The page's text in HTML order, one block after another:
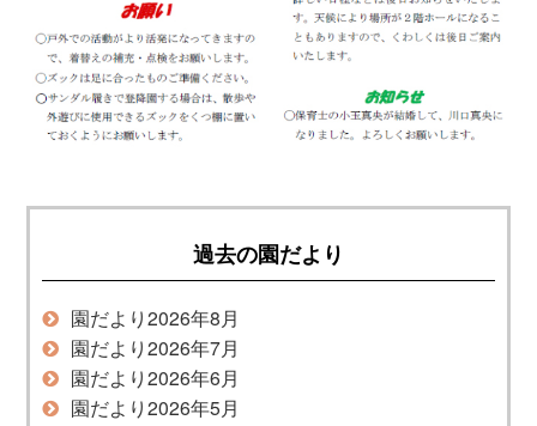
過去の園だより
園だより2026年8月
園だより2026年7月
園だより2026年6月
園だより2026年5月